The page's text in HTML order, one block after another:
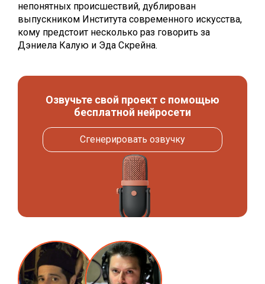
непонятных происшествий, дублирован
выпускником Института современного искусства,
кому предстоит несколько раз говорить за
Дэниела Калую и Эда Скрейна.
Озвучьте свой проект с помощью
бесплатной нейросети
Сгенерировать озвучку